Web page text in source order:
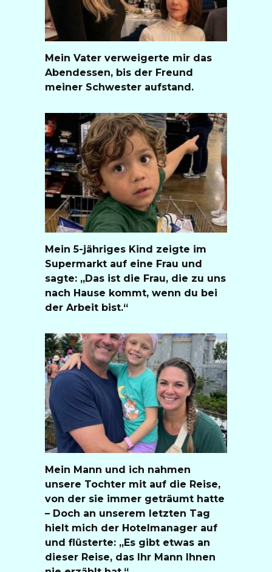
Mein Vater verweigerte mir das
Abendessen, bis der Freund
meiner Schwester aufstand.
Mein 5-jähriges Kind zeigte im
Supermarkt auf eine Frau und
sagte: „Das ist die Frau, die zu uns
nach Hause kommt, wenn du bei
der Arbeit bist.“
Mein Mann und ich nahmen
unsere Tochter mit auf die Reise,
von der sie immer geträumt hatte
– Doch an unserem letzten Tag
hielt mich der Hotelmanager auf
und flüsterte: „Es gibt etwas an
dieser Reise, das Ihr Mann Ihnen